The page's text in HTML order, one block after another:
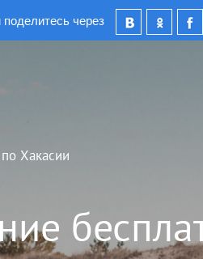
поделитесь через
Хакасии